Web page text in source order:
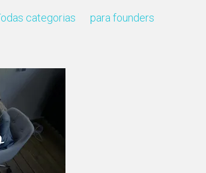
categorias para founders